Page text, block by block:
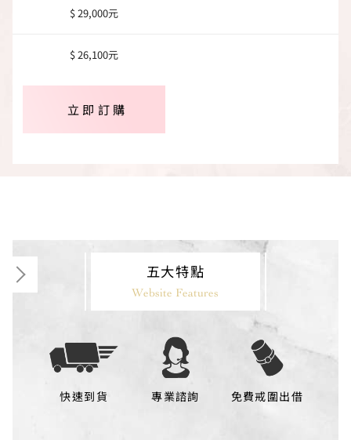
$ 29,000元
$ 26,100元
立即訂購
五大特點
Website Features
快速到貨 專業諮詢 免費戒圍出借